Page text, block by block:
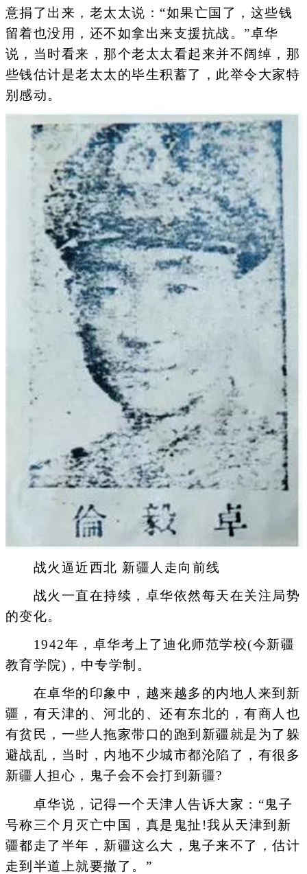
意捐了出来，老太太说：“如果亡国了，这些钱
留着也没用，还不如拿出来支援抗战。”卓华
说，当时看来，那个老太太看起来并不阔绰，那
些钱估计是老太太的毕生积蓄了，此举令大家特
别感动。
战火逼近西北 新疆人走向前线
战火一直在持续，卓华依然每天在关注局势
的变化。
1942年，卓华考上了迪化师范学校(今新疆
教育学院)，中专学制。
在卓华的印象中，越来越多的内地人来到新
疆，有天津的、河北的、还有东北的，有商人也
有贫民，一些人拖家带口的跑到新疆就是为了躲
避战乱，当时，内地不少城市都沦陷了，有很多
新疆人担心，鬼子会不会打到新疆?
卓华说，记得一个天津人告诉大家：“鬼子
号称三个月灭亡中国，真是鬼扯!我从天津到新
疆都走了半年，新疆这么大，鬼子来不了，估计
走到半道上就要撤了。”